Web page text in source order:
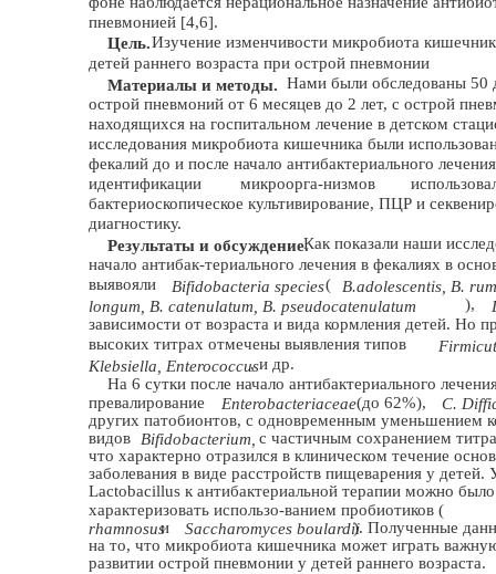
пневмонией [4,6].
Цель.Изучение изменчивости микробиота
детей раннего возраста при острой пневмонии
Материалы и методы. Нами были обследованы 50
острой пневмоний от 6 месяцев до 2 лет, с острой
находящихся на госпитальном лечение в детском
исследования микробиота кишечника были
фекалий до и после начало антибактериального
идентификации
микроорга-низмов
бактериоскопическое культивирование, ПЦР и
диагностику.
Результаты и обсуждение.Как показали наши
начало антибак-териального лечения в фекалиях в
выявояли
Bifidobacteria species(
B.adolescentis, B.
longum, B. catenulatum, B. pseudocatenulatum
),
зависимости от возраста и вида кормления детей. Но
высоких титрах отмечены выявления типов
Klebsiella, Enterococcus
, и др.
На 6 сутки после начало антибактериального
превалирование
Enterobacteriaceae(до 62%),
C.
других патобионтов, с одновременным уменьшением
видов
Bifidobacterium, с частичным сохранением титра
что характерно отразился в клиническом течение
заболевания в виде расстройств пищеварения у детей.
Lactobacillus к антибактериальной терапии можно было
характеризовать использо-ванием пробиотиков (
rhamnosusи Saccharomyces boulardii). Полученные
на то, что микробиота кишечника может играть
развитии острой пневмонии у детей раннего возраста.